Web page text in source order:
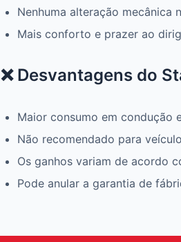
Nenhuma alteração mecânica
Mais conforto e prazer ao
❌ Desvantagens do
Maior consumo em condução
Não recomendado para
Os ganhos variam de acordo
Pode anular a garantia de